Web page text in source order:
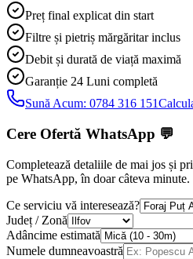
Preț final explicat din start
Filtre și pietriș mărgăritar inclus
Debit și durată de viață maximă
Garanție 24 Luni completă
Sună Acum: 0784 316 151
Cere Ofertă WhatsApp 💬
Completează detaliile de mai jos și
pe WhatsApp, în doar câteva minute.
Ce serviciu vă interesează?
Județ / Zonă
Adâncime estimată
Numele dumneavoastră